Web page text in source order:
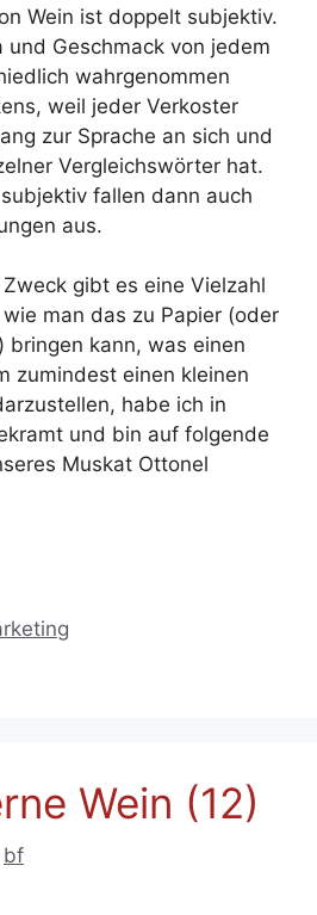
Wein ist doppelt subjektiv.
und Geschmack von jedem
wahrgenommen
weil jeder Verkoster
zur Sprache an sich und
Vergleichswörter hat.
fallen dann auch
aus.
gibt es eine Vielzahl
man das zu Papier (oder
bringen kann, was einen
zumindest einen kleinen
habe ich in
und bin auf folgende
Muskat Ottonel
Wein (12)
bf